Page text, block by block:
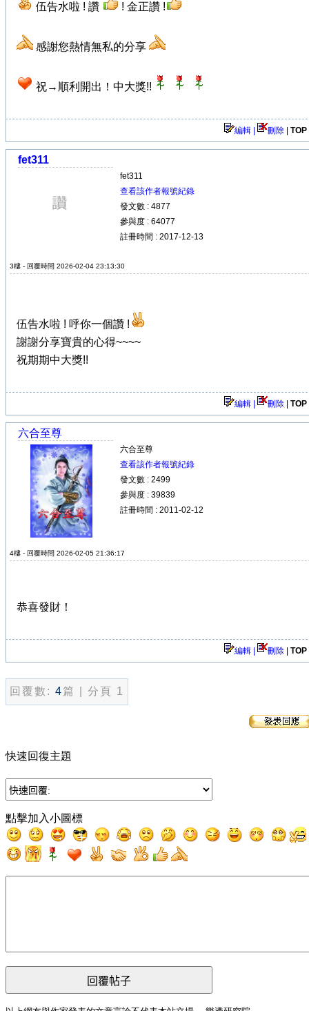
伍告水啦 ! 讚 ! 金正讚 !
感謝您熱情無私的分享
祝→順利開出！中大獎!!
編輯 | 刪除 TOP
fet311
fet311
查看該作者報號紀錄
發文數 : 4877
參與度 : 64077
註冊時間 : 2017-12-13
3樓 - 回覆時間 2026-02-04 23:13:30
伍告水啦 ! 呼你一個讚 !
謝謝分享寶貴的心得~~~~
祝期期中大獎!!
編輯 | 刪除 TOP
六合至尊
六合至尊
查看該作者報號紀錄
發文數 : 2499
參與度 : 39839
註冊時間 : 2011-02-12
4樓 - 回覆時間 2026-02-05 21:36:17
恭喜發財！
編輯 | 刪除 TOP
回覆數: 4篇 | 分頁 1
快速回復主題
點擊加入小圖標
回覆帖子